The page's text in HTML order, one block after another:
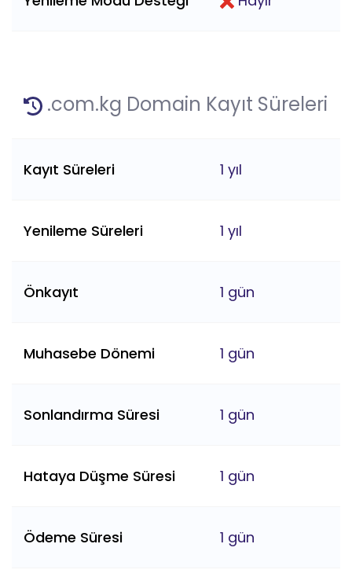
.com.kg Domain Kayıt Süreleri
Kayıt Süreleri 1 yıl
Yenileme Süreleri 1 yıl
Önkayıt 1 gün
Muhasebe Dönemi 1 gün
Sonlandırma Süresi 1 gün
Hataya Düşme Süresi 1 gün
Ödeme Süresi 1 gün